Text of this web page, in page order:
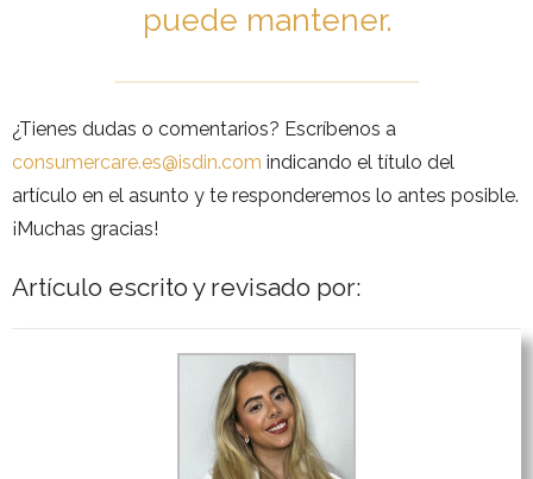
puede mantener.
¿Tienes dudas o comentarios? Escríbenos a
consumercare.es@isdin.com indicando el título del
artículo en el asunto y te responderemos lo antes posible.
¡Muchas gracias!
Artículo escrito y revisado por: